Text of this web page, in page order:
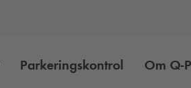
Parkeringskontrol Om Q-